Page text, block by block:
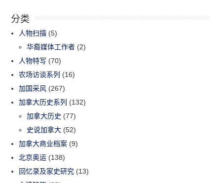
分类
人物扫描 (5)
华裔媒体工作者 (2)
人物特写 (70)
农场访谈系列 (16)
加国采风 (267)
加拿大历史系列 (132)
加拿大历史 (77)
史说加拿大 (52)
加拿大商业档案 (9)
北京奥运 (138)
回忆录及家史研究 (13)